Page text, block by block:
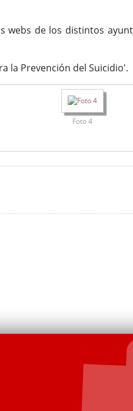
de los distintos
la Prevención del Suicidio'.
Foto 4